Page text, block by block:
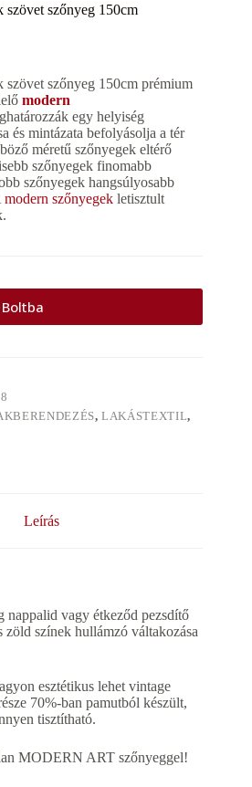
szőnyeg 150cm
szőnyeg 150cm prémium
modern
egy helyiség
és mintázata befolyásolja a tér
méretű szőnyegek eltérő
szőnyegek finomabb
szőnyegek hangsúlyosabb
modern szőnyegek letisztult
Boltba
,LAKÁSTEXTIL,
Leírás
vagy étkeződ pezsdítő
zöld színek hullámzó váltakozása
esztétikus lehet vintage
70%-ban pamutból készült,
tisztítható.
MODERN ART szőnyeggel!